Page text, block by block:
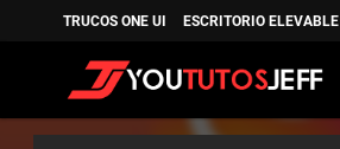
TRUCOS ONE UI ESCRITORIO ELEVABLE